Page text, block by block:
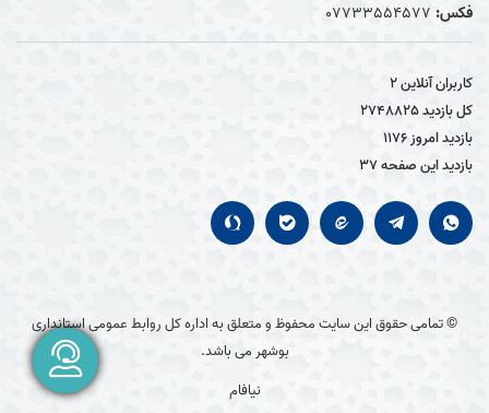
فکس: 07733554577
کاربران آنلاین2
کل بازدید2748825
بازدید امروز1176
بازدید این صفحه37
© تمامی حقوق این سایت محفوظ و متعلق به اداره کل روابط عمومی استانداری
بوشهر می باشد.
نیافام